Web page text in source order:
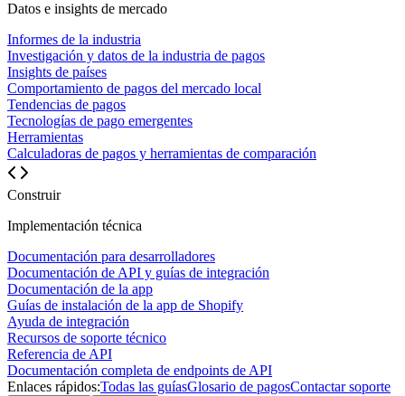
Datos e insights de mercado
Informes de la industria
Investigación y datos de la industria de pagos
Insights de países
Comportamiento de pagos del mercado local
Tendencias de pagos
Tecnologías de pago emergentes
Herramientas
Calculadoras de pagos y herramientas de comparación
Construir
Implementación técnica
Documentación para desarrolladores
Documentación de API y guías de integración
Documentación de la app
Guías de instalación de la app de Shopify
Ayuda de integración
Recursos de soporte técnico
Referencia de API
Documentación completa de endpoints de API
Enlaces rápidos:Todas las guíasGlosario de pagosContactar soporte